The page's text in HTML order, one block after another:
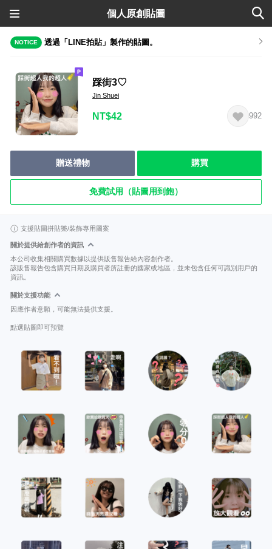
個人原創貼圖
NOTICE 透過「LINE拍貼」製作的貼圖。
踩街3♡
Jin Shuei
NT$42 992
贈送禮物 購買
免費試用（貼圖用到飽）
支援貼圖拼貼樂/裝飾專用圖案
關於提供給創作者的資訊
本公司收集相關購買數據以提供販售報告給內容創作者。
該販售報告包含購買日期及購買者所註冊的國家或地區，並未包含任何可識別用戶的
資訊。
關於支援功能
因應作者意願，可能無法提供支援。
點選貼圖即可預覽